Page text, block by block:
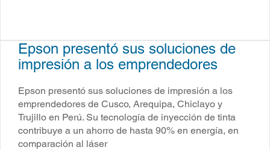
Epson presentó sus soluciones de
impresión a los emprendedores
Epson presentó sus soluciones de impresión a los
emprendedores de Cusco, Arequipa, Chiclayo y
Trujillo en Perú. Su tecnología de inyección de tinta
contribuye a un ahorro de hasta 90% en energía, en
comparación al láser